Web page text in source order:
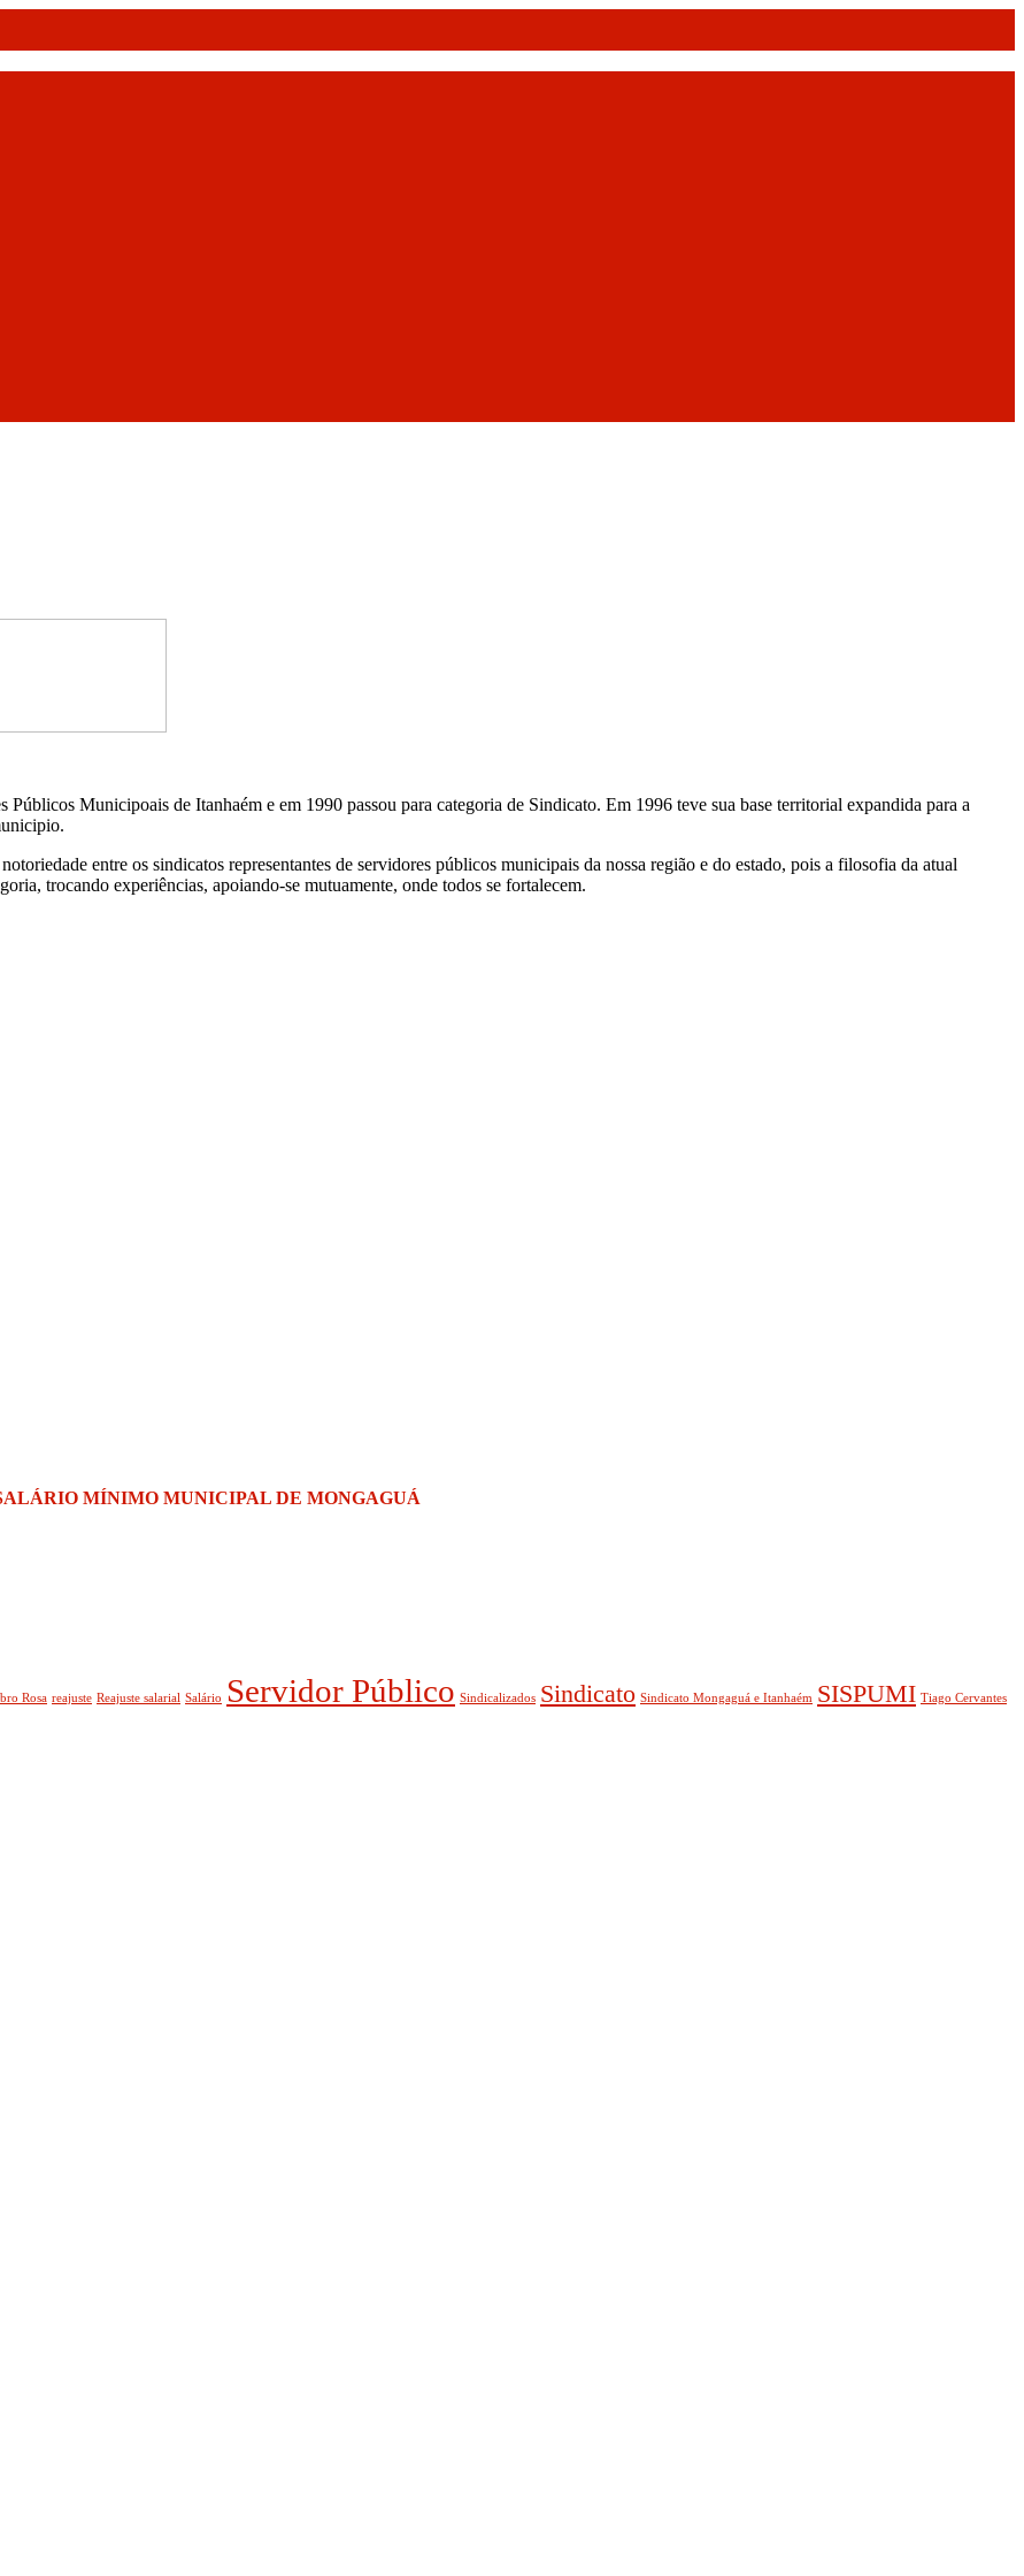
Municipoais de Itanhaém e em 1990 passou para categoria de Sindicato. Em 1996 teve sua base territorial expandida para a
entre os sindicatos representantes de servidores públicos municipais da nossa região e do estado, pois a filosofia da atual
trocando experiências, apoiando-se mutuamente, onde todos se fortalecem.
MÍNIMO MUNICIPAL DE MONGAGUÁ
Rosa reajuste Reajuste salarial Salário Servidor Público Sindicalizados Sindicato Sindicato Mongaguá e Itanhaém SISPUMI Tiago Cervantes